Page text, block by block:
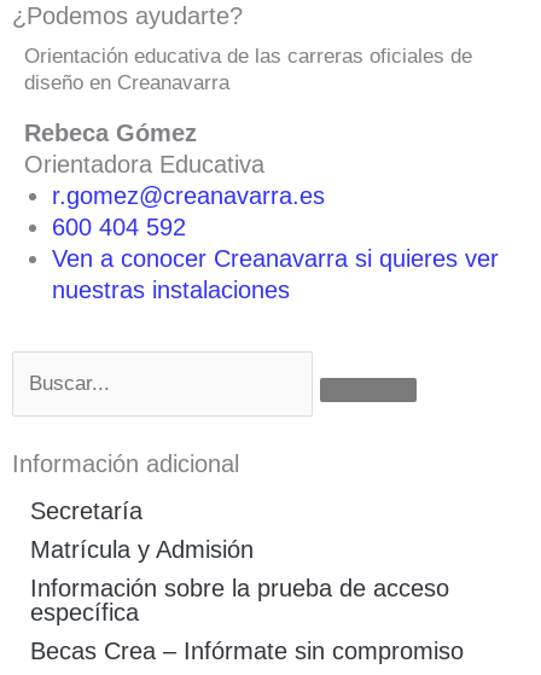
¿Podemos ayudarte?
Orientación educativa de las carreras oficiales de
diseño en Creanavarra
Rebeca Gómez
Orientadora Educativa
r.gomez@creanavarra.es
600 404 592
Ven a conocer Creanavarra si quieres ver
nuestras instalaciones
Información adicional
Secretaría
Matrícula y Admisión
Información sobre la prueba de acceso
específica
Becas Crea – Infórmate sin compromiso